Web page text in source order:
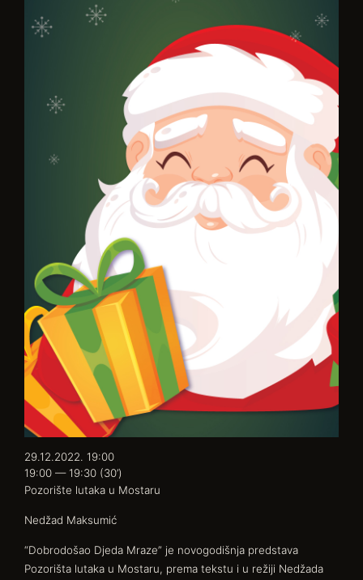
“Dobrodošao Djeda Mraze” je novogodišnja predstava
Pozorišta lutaka u Mostaru, prema tekstu i u režiji Nedžada
29.12.2022. 19:00
19:00 — 19:30 (30’)
Pozorište lutaka u Mostaru
Nedžad Maksumić